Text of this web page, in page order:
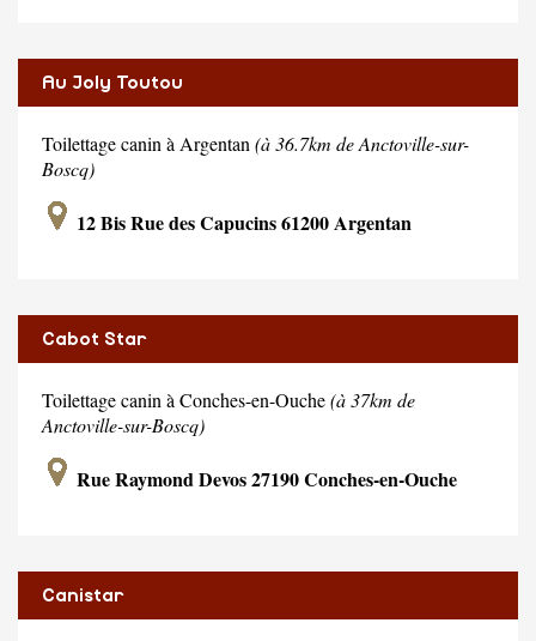
Au Joly Toutou
Toilettage canin à Argentan (à 36.7km de Anctoville-sur-
Boscq)
12 Bis Rue des Capucins 61200 Argentan
Cabot Star
Toilettage canin à Conches-en-Ouche(à 37km de
Anctoville-sur-Boscq)
Rue Raymond Devos 27190 Conches-en-Ouche
Canistar